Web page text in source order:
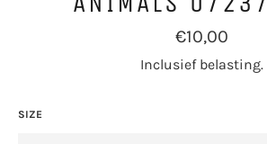
Normale
prijs
€10,00
Inclusief belasting.
SIZE